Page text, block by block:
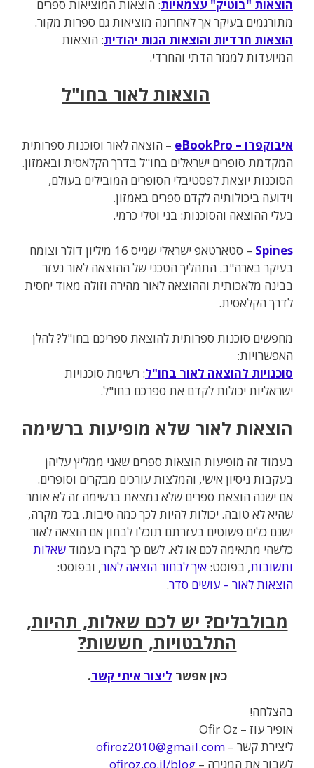
הוצאות "בוטיק" עצמאיות: הוצאות המוציאות ספרים
מתורגמים בעיקר אך לאחרונה מוציאות גם ספרות מקור.
הוצאות חרדיות והוצאות הגות יהודית: הוצאות
המיועדות למגזר הדתי והחרדי.
הוצאות לאור בחו"ל
איבוקפרו – eBookPro
– הוצאה לאור וסוכנות ספרותית
המקדמת סופרים ישראלים בחו"ל בדרך הקלאסית ובאמזון.
הסוכנות יוצאת לפסטיבלי הסופרים המובילים בעולם,
וידועה ביכולותיה לקדם ספרים באמזון.
בעלי ההוצאה והסוכנות: בני וטלי כרמי.
Spines
– סטארטאפ ישראלי שגייס 16 מיליון דולר וצומח
בעיקר בארה"ב. התהליך הטכני של ההוצאה לאור נעזר
בבינה מלאכותית וההוצאה לאור מהירה וזולה מאוד יחסית
לדרך הקלאסית.
מחפשים סוכנות ספרותית להוצאת ספריכם בחו"ל? להלן
האפשרויות:
סוכנויות להוצאה לאור בחו"ל: רשימת סוכנויות
ישראליות יכולות לקדם את ספרכם בחו"ל.
הוצאות לאור שלא מופיעות ברשימה
בעמוד זה מופיעות הוצאות ספרים שאני ממליץ עליהן
בעקבות ניסיון אישי, והמלצות עורכים מבקרים וסופרים.
אם ישנה הוצאת ספרים שלא נמצאת ברשימה זה לא אומר
שהיא לא טובה. יכולות להיות לכך כמה סיבות. בכל מקרה,
ישנם כלים פשוטים בעזרתם תוכלו לבחון אם הוצאה לאור
כלשהי מתאימה לכם או לא. לשם כך בקרו בעמודשאלות
ותשובות, בפוסט:איך לבחור הוצאה לאור, ובפוסט:
הוצאות לאור – עושים סדר .
מבולבלים? יש לכם שאלות, תהיות,
התלבטויות, חששות?
כאן אפשרליצור איתי קשר.
בהצלחה!
אופיר עוז – Ofir Oz
ליצירת קשר –ofiroz2010@gmail.com
לשבור את המגירה –ofiroz.co.il/blog